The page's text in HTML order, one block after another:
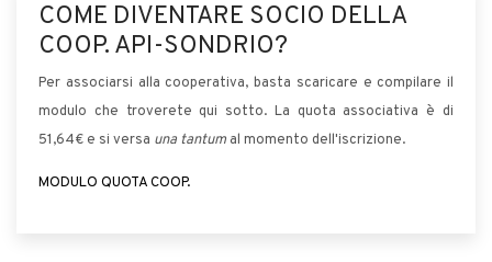
COME DIVENTARE SOCIO DELLA
COOP. API-SONDRIO?
Per associarsi alla cooperativa, basta scaricare e compilare il
modulo che troverete qui sotto. La quota associativa è di
51,64€ e si versa una tantum al momento dell'iscrizione.
MODULO QUOTA COOP.